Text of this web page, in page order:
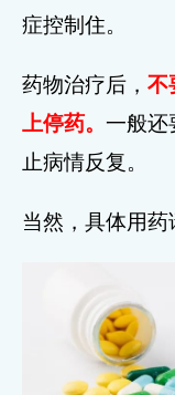
症控制住。
药物治疗后，不
上停药。一般还
止病情反复。
当然，具体用药